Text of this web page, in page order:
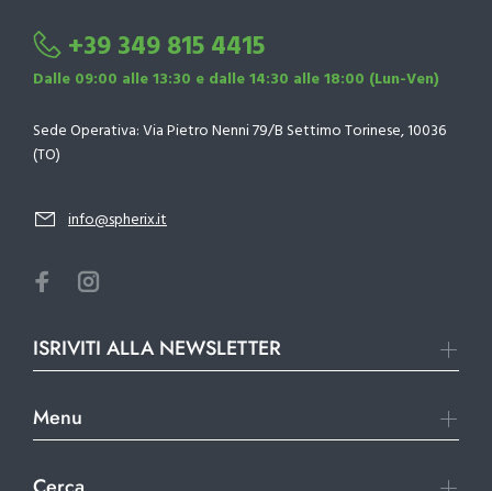
+39 349 815 4415
Dalle 09:00 alle 13:30 e dalle 14:30 alle 18:00 (Lun-Ven)
Sede Operativa: Via Pietro Nenni 79/B Settimo Torinese, 10036
(TO)
info@spherix.it
ISRIVITI ALLA NEWSLETTER
Menu